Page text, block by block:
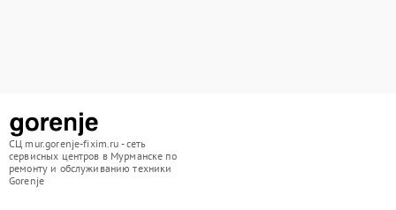
СЦ mur.gorenje-fixim.ru - сеть
сервисных центров в Мурманске по
ремонту и обслуживанию техники
Gorenje